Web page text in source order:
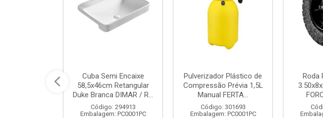
Cuba Semi Encaixe
58,5x46cm Retangular
Duke Branca DIMAR / R...
Código: 294913
Embalagem: PC0001PC
Pulverizador Plástico de
Compressão Prévia 1,5L
Manual FERTA...
Código: 301693
Embalagem: PC0001PC
Roda